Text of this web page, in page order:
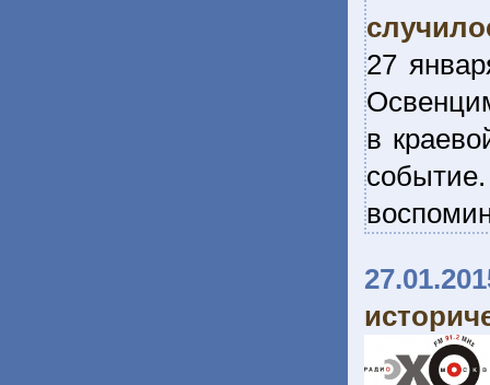
27
в